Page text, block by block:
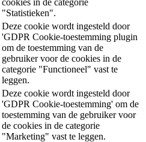
"Statistieken".
Deze cookie wordt ingesteld door
'GDPR Cookie-toestemming plugin
om de toestemming van de
gebruiker voor de cookies in de
categorie "Functioneel" vast te
leggen.
Deze cookie wordt ingesteld door
'GDPR Cookie-toestemming' om de
toestemming van de gebruiker voor
de cookies in de categorie
"Marketing" vast te leggen.